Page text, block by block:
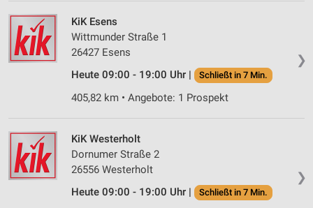
❯
KiK Esens
Wittmunder Straße 1
26427 Esens
Heute 09:00 - 19:00 Uhr |
Schließt in 7 Min.
405,82 km • Angebote: 1 Prospekt
❯
KiK Westerholt
Dornumer Straße 2
26556 Westerholt
Heute 09:00 - 19:00 Uhr |
Schließt in 7 Min.